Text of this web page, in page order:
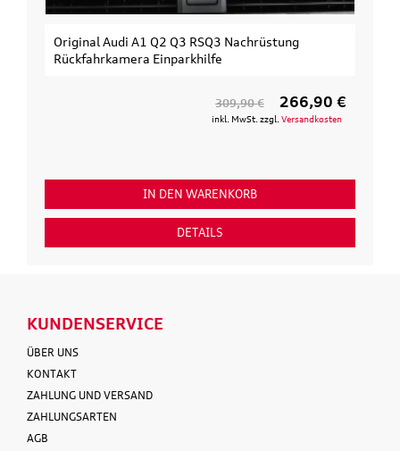
Original Audi A1 Q2 Q3 RSQ3 Nachrüstung
Rückfahrkamera Einparkhilfe
309,90 € 266,90 €
inkl. MwSt. zzgl. Versandkosten
IN DEN WARENKORB
DETAILS
KUNDENSERVICE
ÜBER UNS
KONTAKT
ZAHLUNG UND VERSAND
ZAHLUNGSARTEN
AGB